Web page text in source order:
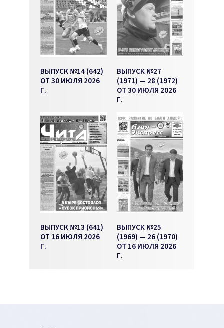
ВЫПУСК №14 (642)
ОТ 30 ИЮЛЯ 2026
Г.
ВЫПУСК №27
(1971) — 28 (1972)
ОТ 30 ИЮЛЯ 2026
Г.
ВЫПУСК №13 (641)
ОТ 16 ИЮЛЯ 2026
Г.
ВЫПУСК №25
(1969) — 26 (1970)
ОТ 16 ИЮЛЯ 2026
Г.